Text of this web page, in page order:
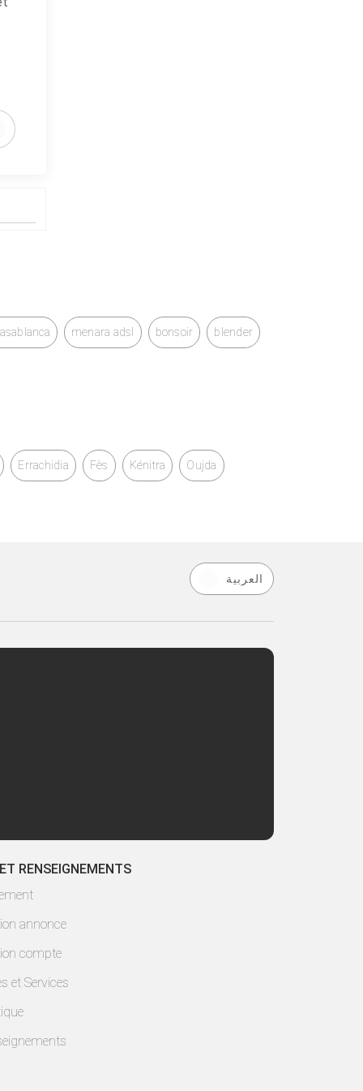
menara adsl bonsoir blender
Errachidia Fès Kénitra Oujda
العربية
RENSEIGNEMENTS
annonce
compte
et Services